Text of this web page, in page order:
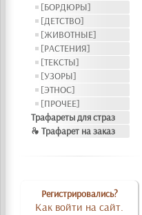
[БОРДЮРЫ]
[ДЕТСТВО]
[ЖИВОТНЫЕ]
[РАСТЕНИЯ]
[ТЕКСТЫ]
[УЗОРЫ]
[ЭТНОС]
[ПРОЧЕЕ]
Трафареты для страз
❧ Трафарет на заказ
Регистрировались?
Как войти на сайт.